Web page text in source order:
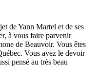
de Yann Martel et de ses
à vous faire parvenir
de Beauvoir. Vous êtes
Vous avez le devoir
pensé au très beau